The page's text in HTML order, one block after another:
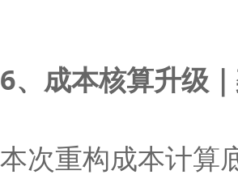
6、成本核算升级
本次重构成本计算